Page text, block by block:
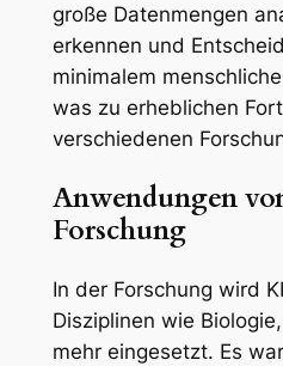
große Datenmengen
erkennen und
minimalem
was zu erheblichen
verschiedenen
Anwendungen
Forschung
In der Forschung wird
Disziplinen wie
mehr eingesetzt. Es